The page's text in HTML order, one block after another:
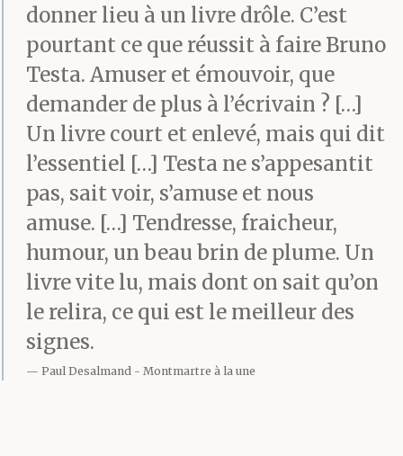
peintres installés
à demeure, les maçons à
niveau pour le Ricard du
soir, les joueurs de
cartes et de RMI, les
théâtreux, les vendeurs
de merguez,
le Hollandais volant, le
Juif errant, tous les
Métèques, c’est là
donner lieu à un livre drôle. C’est
pourtant ce que réussit à faire Bruno
Testa. Amuser et émouvoir, que
demander de plus à l’écrivain ? […]
Un livre court et enlevé, mais qui dit
l’essentiel […] Testa ne s’appesantit
pas, sait voir, s’amuse et nous
amuse. […] Tendresse, fraicheur,
humour, un beau brin de plume. Un
livre vite lu, mais dont on sait qu’on
le relira, ce qui est le meilleur des
signes.
Paul Desalmand Montmartre à la une